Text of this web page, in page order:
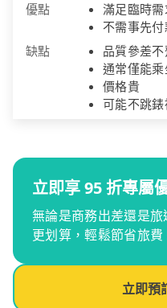
優點
滿足臨時需
不需事先
缺點
品質參差
通常僅能乘
價格貴
可能不跳
立即享 95 折專屬
無論是商務出差還是
更划算，輕鬆節省旅費
立即預